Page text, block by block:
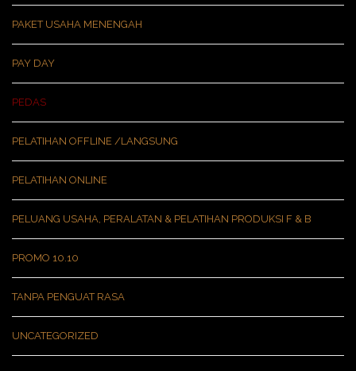
PAKET USAHA MENENGAH
PAY DAY
PEDAS
PELATIHAN OFFLINE /LANGSUNG
PELATIHAN ONLINE
PELUANG USAHA, PERALATAN & PELATIHAN PRODUKSI F & B
PROMO 10.10
TANPA PENGUAT RASA
UNCATEGORIZED